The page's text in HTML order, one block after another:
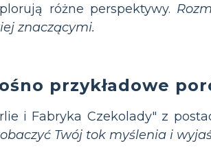
różne perspektywy.
znaczącymi.
przykładowe
i Fabryka Czekolady" z
Twój tok myślenia i